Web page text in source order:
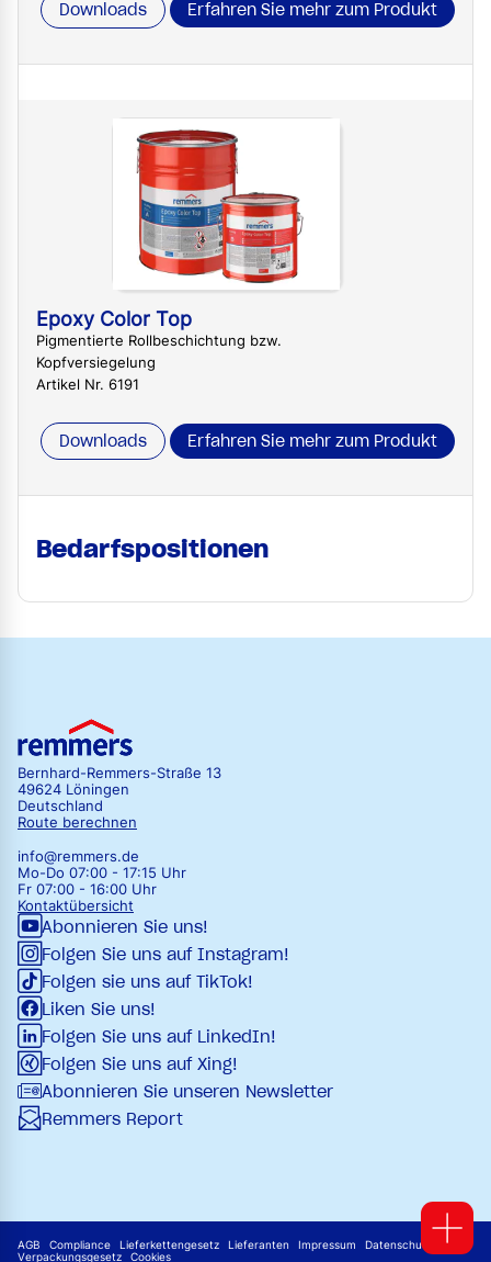
Downloads Erfahren Sie mehr zum Produkt
Epoxy Color Top
Pigmentierte Rollbeschichtung bzw.
Kopfversiegelung
Artikel Nr. 6191
Downloads Erfahren Sie mehr zum Produkt
Bedarfspositionen
Bernhard-Remmers-Straße 13
49624 Löningen
Deutschland
Route berechnen
info@remmers.de
Mo-Do 07:00 - 17:15 Uhr
Fr 07:00 - 16:00 Uhr
Kontaktübersicht
Abonnieren Sie uns!
Folgen Sie uns auf Instagram!
Folgen sie uns auf TikTok!
Liken Sie uns!
Folgen Sie uns auf LinkedIn!
Folgen Sie uns auf Xing!
Abonnieren Sie unseren Newsletter
Remmers Report
AGB Compliance Lieferkettengesetz Lieferanten Impressum
Datenschutz
Verpackungsgesetz
Cookies